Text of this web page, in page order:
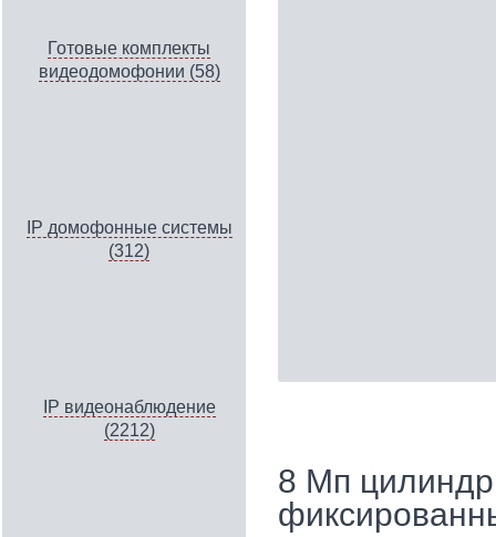
Готовые комплекты
видеодомофонии (58)
IP домофонные системы
(312)
IP видеонаблюдение
(2212)
8 Мп